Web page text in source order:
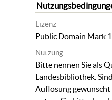
Lizenz
Public Domain Mark
Nutzung
Bitte nennen Sie als
Landesbibliothek.
Auflösung